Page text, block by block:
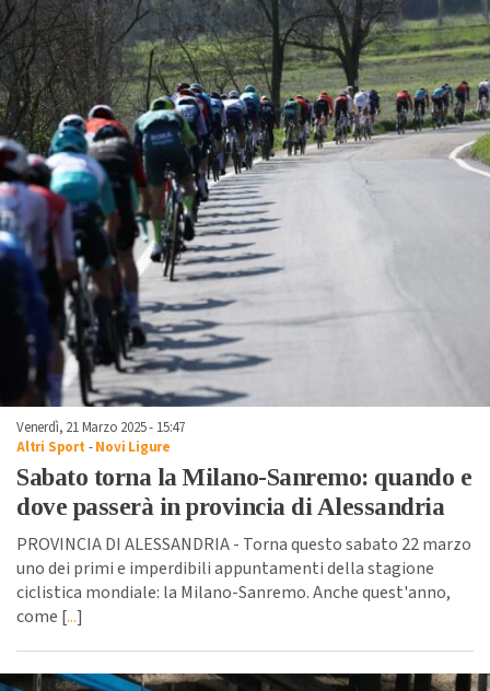
Venerdì, 21 Marzo 2025 - 15:47
Altri Sport -Novi Ligure
Sabato torna la Milano-Sanremo: quando e
dove passerà in provincia di Alessandria
PROVINCIA DI ALESSANDRIA - Torna questo sabato 22 marzo
uno dei primi e imperdibili appuntamenti della stagione
ciclistica mondiale: la Milano-Sanremo. Anche quest'anno,
come [...]